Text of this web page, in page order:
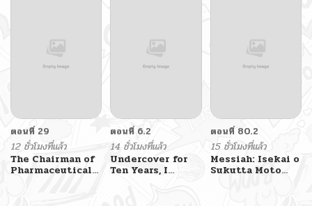
ตอนที่ 29
12 ชั่วโมงที่แล้ว
The Chairman of
Pharmaceutical
ตอนที่ 6.2
14 ชั่วโมงที่แล้ว
Undercover for
Ten Years, I
ตอนที่ 80.2
15 ชั่วโมงที่แล้ว
Messiah: Isekai o
Sukutta Moto